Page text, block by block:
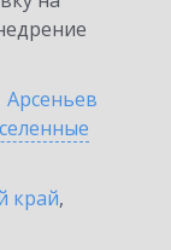
Арсеньев
край,